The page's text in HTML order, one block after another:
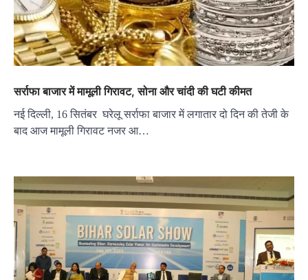
सर्राफा बाजार में मामूली गिरावट, सोना और चांदी की घटी कीमत
नई दिल्ली, 16 सितंबर घरेलू सर्राफा बाजार में लगातार दो दिन की तेजी के
बाद आज मामूली गिरावट नजर आ…